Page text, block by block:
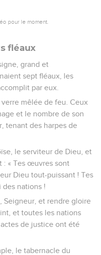
pour le moment.
fléaux
grand et
sept fléaux, les
par eux.
mêlée de feu. Ceux
et le nombre de son
tenant des harpes de
le serviteur de Dieu, et
: « Tes œuvres sont
Dieu tout-puissant ! Tes
des nations !
Seigneur, et rendre gloire
et toutes les nations
de justice ont été
le tabernacle du